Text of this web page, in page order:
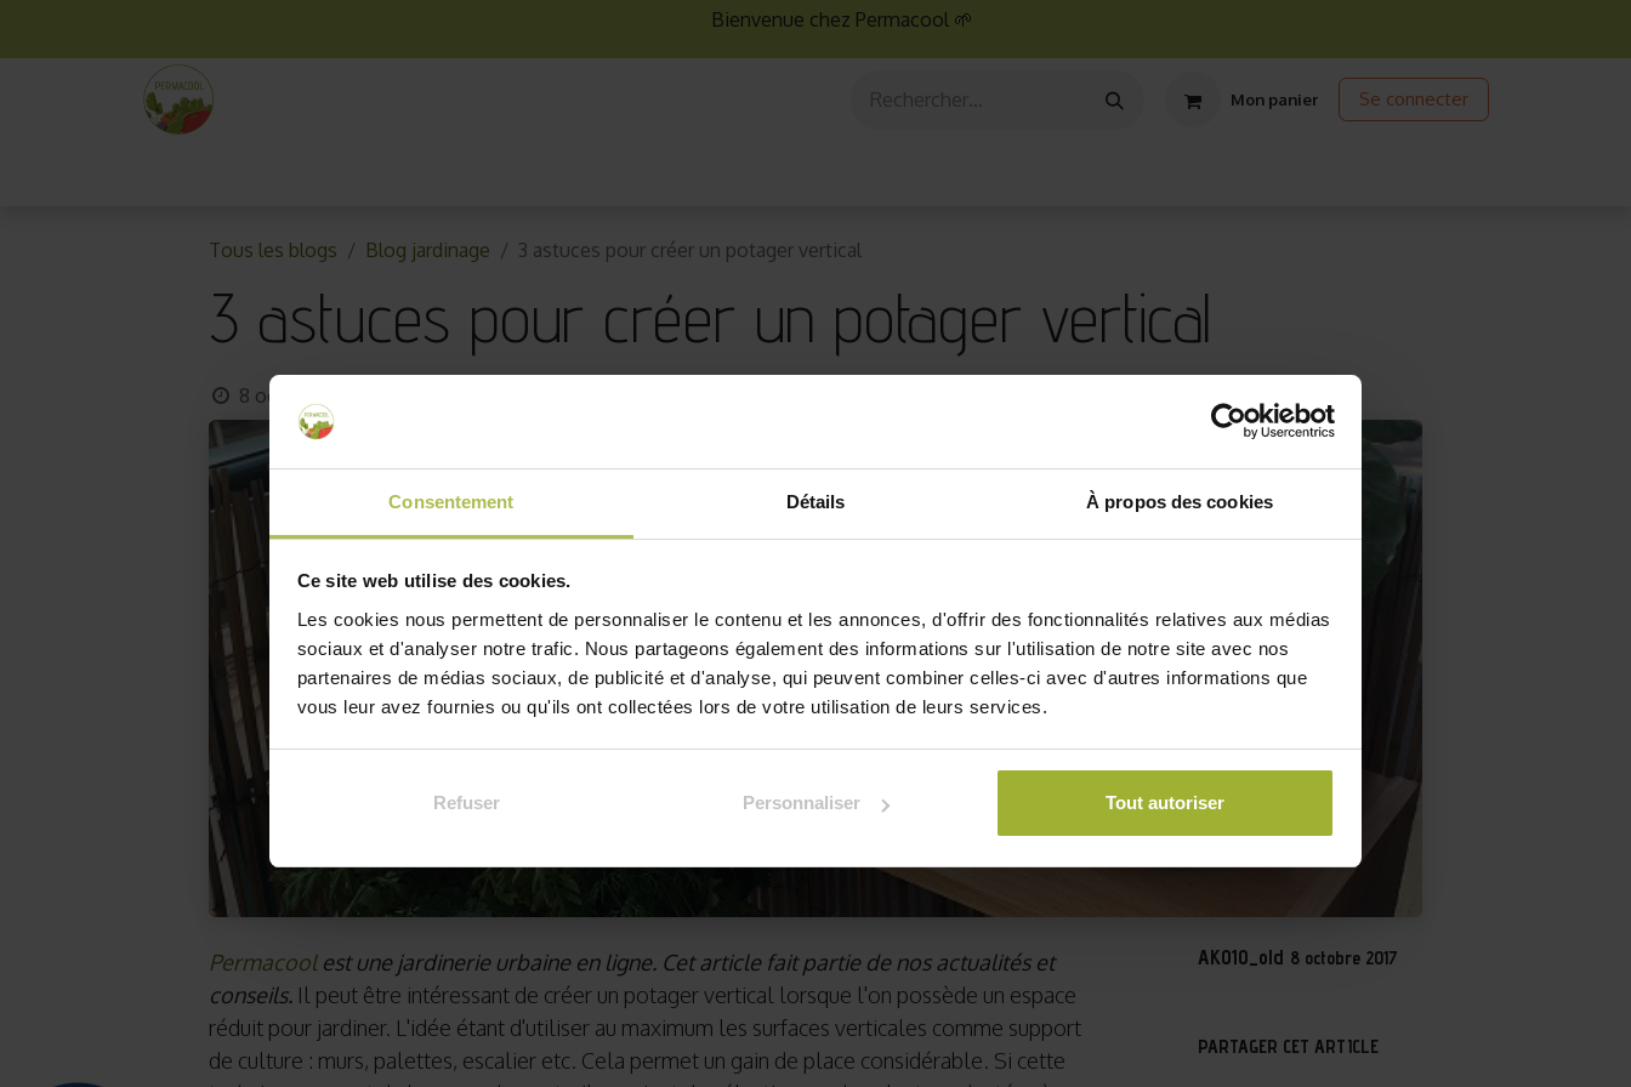
Consentement Détails À propos des cookies
Ce site web utilise des cookies.
Les cookies nous permettent de personnaliser le contenu et les annonces, d'offrir des fonctionnalités relatives aux médias
sociaux et d'analyser notre trafic. Nous partageons également des informations sur l'utilisation de notre site avec nos
partenaires de médias sociaux, de publicité et d'analyse, qui peuvent combiner celles-ci avec d'autres informations que
vous leur avez fournies ou qu'ils ont collectées lors de votre utilisation de leurs services.
Refuser Personnaliser Tout autoriser
Bienvenue chez Permacool 🌱
Mon panier Se connecter
Tous les blogs Blog jardinage 3 astuces pour créer un potager vertical
3 astuces pour créer un potager vertical
8 octobre 2017
Permacoolest une jardinerie urbaine en ligne. Cet article fait partie de nos actualités et
conseils. Il peut être intéressant de créer un potager vertical lorsque l'on possède un espace
réduit pour jardiner. L'idée étant d'utiliser au maximum les surfaces verticales comme support
de culture : murs, palettes, escalier etc. Cela permet un gain de place considérable. Si cette
AKO10_old 8 octobre 2017
PARTAGER CET ARTICLE